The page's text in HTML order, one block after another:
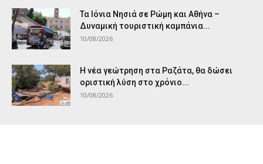
Τα Ιόνια Νησιά σε Ρώμη και Αθήνα –
Δυναμική τουριστική καμπάνια...
10/08/2026
Η νέα γεώτρηση στα Ραζάτα, θα δώσει
οριστική λύση στο χρόνιο...
10/08/2026